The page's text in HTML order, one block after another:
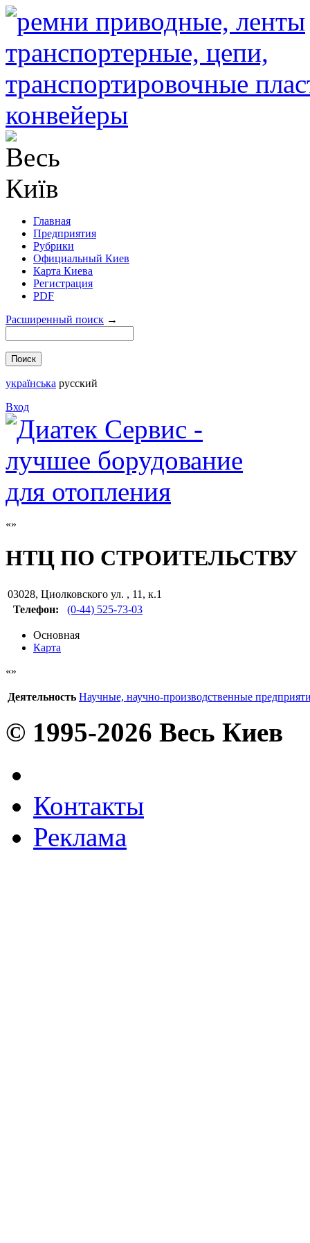
Главная
Предприятия
Рубрики
Официальный Киев
Карта Киева
Регистрация
PDF
Расширенный поиск →
українська русский
Вход
НТЦ ПО СТРОИТЕЛЬСТВУ
03028, Циолковского ул. , 11, к.1
Телефон:
(0-44) 525-73-03
Основная
Карта
Деятельность Научные, научно-производственные
© 1995-2026 Весь Киев
Контакты
Реклама